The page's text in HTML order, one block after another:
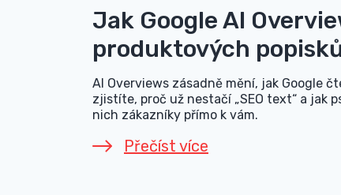
Jak Google AI
produktových
AI Overviews zásadně mění, jak Google
zjistíte, proč už nestačí „SEO text“ a jak
nich zákazníky přímo k vám.
Přečíst více